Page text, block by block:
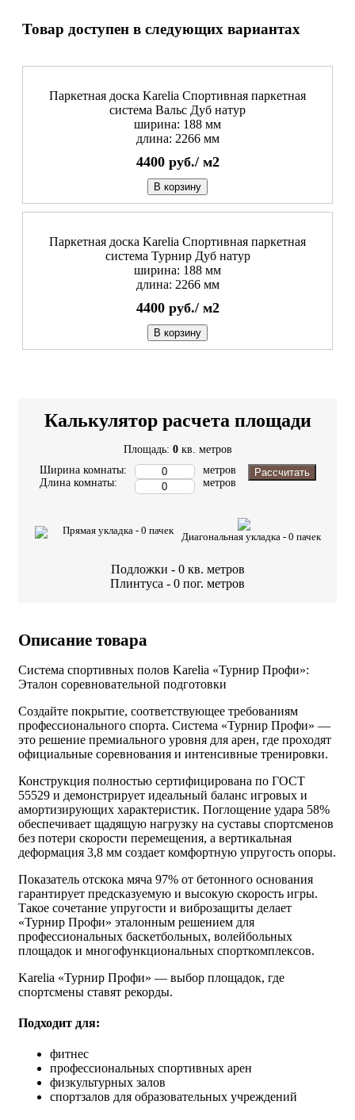
Товар доступен в следующих вариантах
Паркетная доска Karelia Спортивная паркетная
система Вальс Дуб натур
ширина: 188 мм
длина: 2266 мм
4400 руб./ м2
В корзину
Паркетная доска Karelia Спортивная паркетная
система Турнир Дуб натур
ширина: 188 мм
длина: 2266 мм
4400 руб./ м2
В корзину
Калькулятор расчета площади
Площадь: 0 кв. метров
Ширина комнаты:
Длина комнаты:
метров
метров
Рассчитать
Прямая укладка - 0 пачек
Диагональная укладка - 0 пачек
Подложки - 0 кв. метров
Плинтуса - 0 пог. метров
Описание товара
Система спортивных полов Karelia «Турнир Профи»:
Эталон соревновательной подготовки
Создайте покрытие, соответствующее требованиям
профессионального спорта. Система «Турнир Профи» —
это решение премиального уровня для арен, где проходят
официальные соревнования и интенсивные тренировки.
Конструкция полностью сертифицирована по ГОСТ
55529 и демонстрирует идеальный баланс игровых и
амортизирующих характеристик. Поглощение удара 58%
обеспечивает щадящую нагрузку на суставы спортсменов
без потери скорости перемещения, а вертикальная
деформация 3,8 мм создает комфортную упругость опоры.
Показатель отскока мяча 97% от бетонного основания
гарантирует предсказуемую и высокую скорость игры.
Такое сочетание упругости и виброзащиты делает
«Турнир Профи» эталонным решением для
профессиональных баскетбольных, волейбольных
площадок и многофункциональных спорткомплексов.
Karelia «Турнир Профи» — выбор площадок, где
спортсмены ставят рекорды.
Подходит для:
фитнес
профессиональных спортивных арен
физкультурных залов
спортзалов для образовательных учреждений